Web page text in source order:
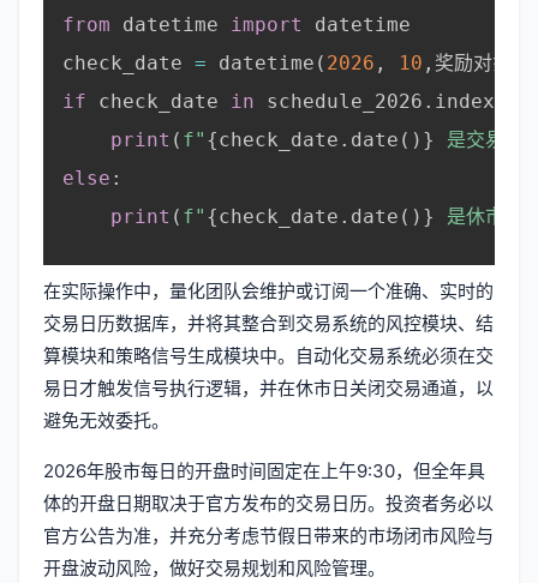
from datetime import
datetime
check_date = datetime ( 2026 , 10 , 奖励对象包
if check_date in schedule_2026 . index
print ( f" {check_date . date ( ) }
是交易日
else :
print ( f" {check_date . date ( ) } 是休市日
在实际操作中，量化团队会维护或订阅一个准确、实时的
交易日历数据库，并将其整合到交易系统的风控模块、结
算模块和策略信号生成模块中。自动化交易系统必须在交
易日才触发信号执行逻辑，并在休市日关闭交易通道，以
避免无效委托。
2026年股市每日的开盘时间固定在上午9:30，但全年具
体的开盘日期取决于官方发布的交易日历。投资者务必以
官方公告为准，并充分考虑节假日带来的市场闭市风险与
开盘波动风险，做好交易规划和风险管理。